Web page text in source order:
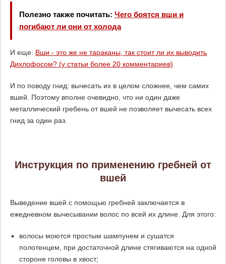
Полезно также почитать: Чего боятся вши и
погибают ли они от холода
И еще: Вши - это же не тараканы, так стоит ли их выводить
Дихлофосом? (у статьи более 20 комментариев)
И по поводу гнид: вычесать их в целом сложнее, чем самих
вшей. Поэтому вполне очевидно, что ни один даже
металлический гребень от вшей не позволяет вычесать всех
гнид за один раз.
Инструкция по применению гребней от
вшей
Выведение вшей с помощью гребней заключается в
ежедневном вычесывании волос по всей их длине. Для этого:
волосы моются простым шампунем и сушатся
полотенцем, при достаточной длине стягиваются на одной
стороне головы в хвост;